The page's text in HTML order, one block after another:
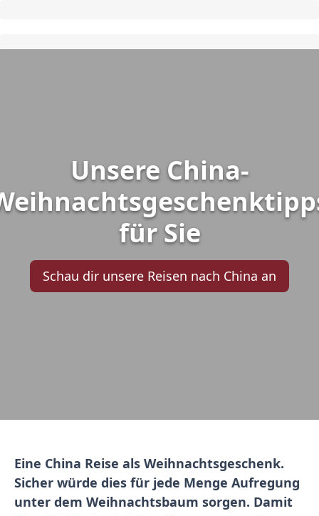
Unsere China-
für Sie
Schau dir unsere Reisen nach China an
Eine China Reise als Weihnachtsgeschenk.
Sicher würde dies für jede Menge Aufregung
unter dem Weihnachtsbaum sorgen. Damit